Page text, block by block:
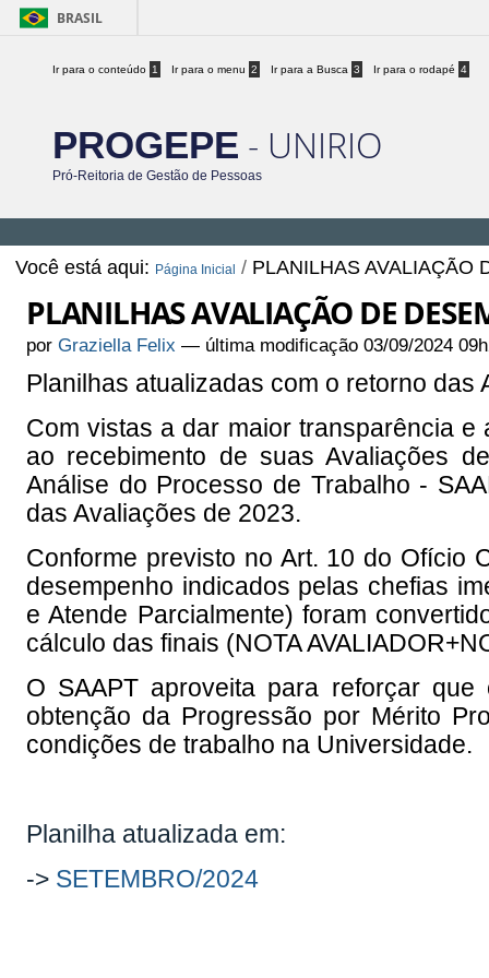
BRASIL
Ir para o conteúdo 1 Ir para o menu 2 Ir para a Busca 3 Ir para o rodapé 4
PROGEPE - UNIRIO
Pró-Reitoria de Gestão de Pessoas
Você está aqui: Página Inicial / PLANILHAS AVALIAÇÃO
PLANILHAS AVALIAÇÃO DE
porGraziella Felix — última modificação 03/09/2024
Planilhas atualizadas com o retorno
Com vistas a dar maior transparência
ao recebimento de suas Avaliações
Análise do Processo de Trabalho -
das Avaliações de 2023.
Conforme previsto no Art. 10 do Ofício
desempenho indicados pelas chefias
e Atende Parcialmente) foram
cálculo das finais (NOTA
O SAAPT aproveita para reforçar
obtenção da Progressão por Mérito
condições de trabalho na Universidade.
Planilha atualizada em:
-> SETEMBRO/2024